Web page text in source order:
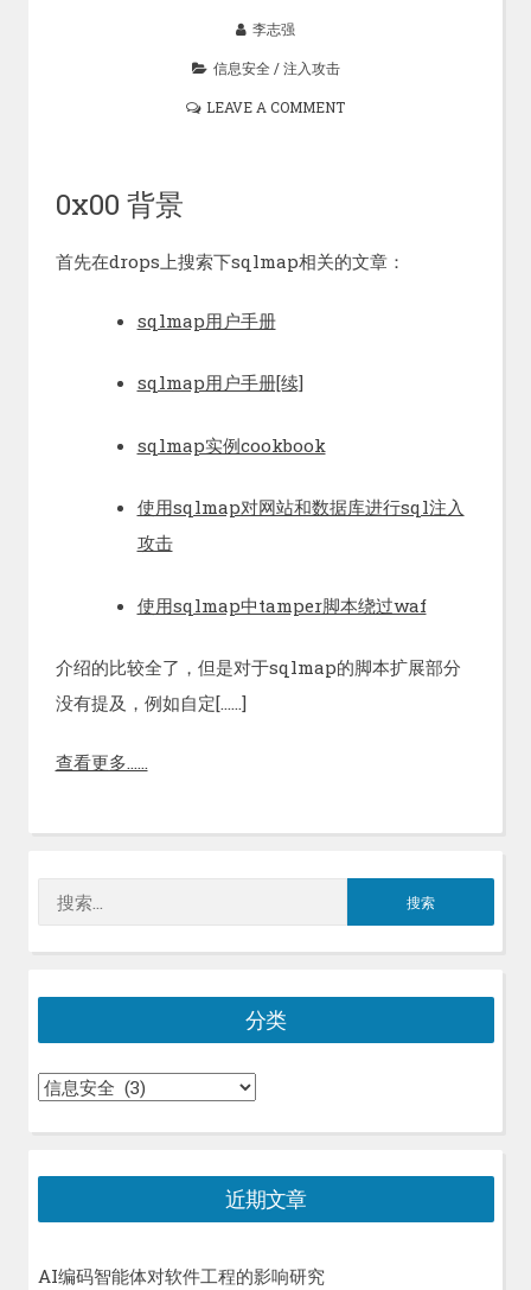
李志强
信息安全 /注入攻击
LEAVE A COMMENT
0x00 背景
首先在drops上搜索下sqlmap相关的文章：
sqlmap用户手册
sqlmap用户手册[续]
sqlmap实例cookbook
使用sqlmap对网站和数据库进行sql注入
攻击
使用sqlmap中tamper脚本绕过waf
介绍的比较全了，但是对于sqlmap的脚本扩展部分
没有提及，例如自定[……]
查看更多……
索：
分类
分
近期文章
AI编码智能体对软件工程的影响研究